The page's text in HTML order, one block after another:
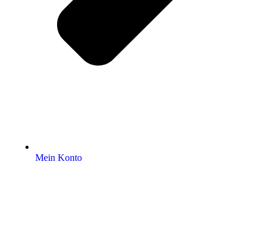
Mein Konto